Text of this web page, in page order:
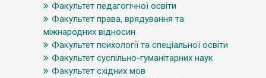
Факультет педагогічної освіти
Факультет права, врядування та
міжнародних відносин
Факультет психології та спеціальної освіти
Факультет суспільно-гуманітарних наук
Факультет східних мов